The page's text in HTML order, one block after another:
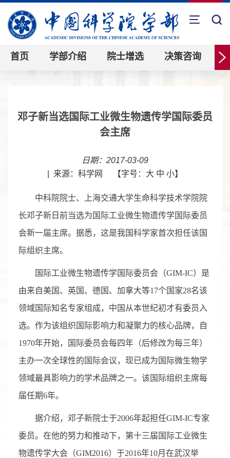
首页 学部介绍 院士增选 决策咨询
邓子新当选国际工业微生物遗传学国际委员
会主席
日期：2017-03-09
来源：科学网 【字号： 大 中 小】
中科院院士、上海交通大学生命科学技术学院院
长邓子新日前当选为国际工业微生物遗传学国际委员
会新一届主席。据悉，这是我国科学家首次担任该国
际组织主席。
国际工业微生物遗传学国际委员会（GIM-IC）是
由来自美国、英国、德国、加拿大等17个国家28名该
领域国际知名专家组成，中国从本世纪初才有委员入
选。作为该组织国际影响力和凝聚力的核心品牌，自
1970年开始，国际委员会每四年（后修改为每三年）
主办一次全球性的国际会议，现已成为国际微生物学
领域最具影响力的学术品牌之一。该国际组织主席每
届任期6年。
据介绍，邓子新院士于2006年起担任GIM-IC专家
委员。在他的努力和推动下，第十三届国际工业微生
物遗传学大会（GIM2016）于2016年10月在武汉举